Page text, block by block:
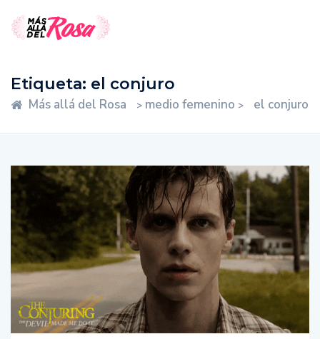
Etiqueta: el conjuro
Más allá del Rosa > medio femenino > el conjuro